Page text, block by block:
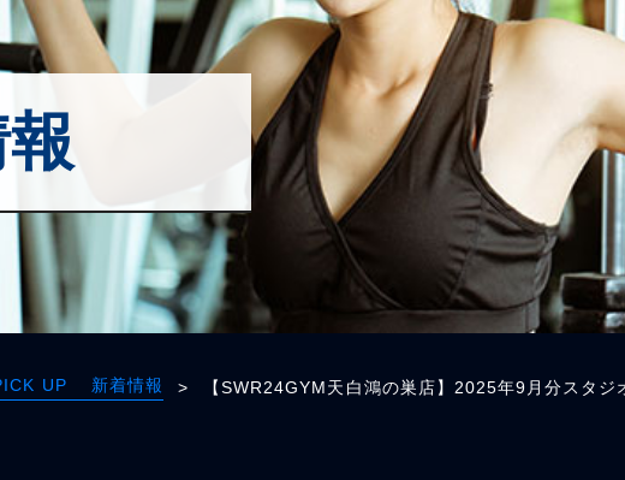
UP 新着情報 > 【SWR24GYM天白鴻の巣店】2025年9月分スタ